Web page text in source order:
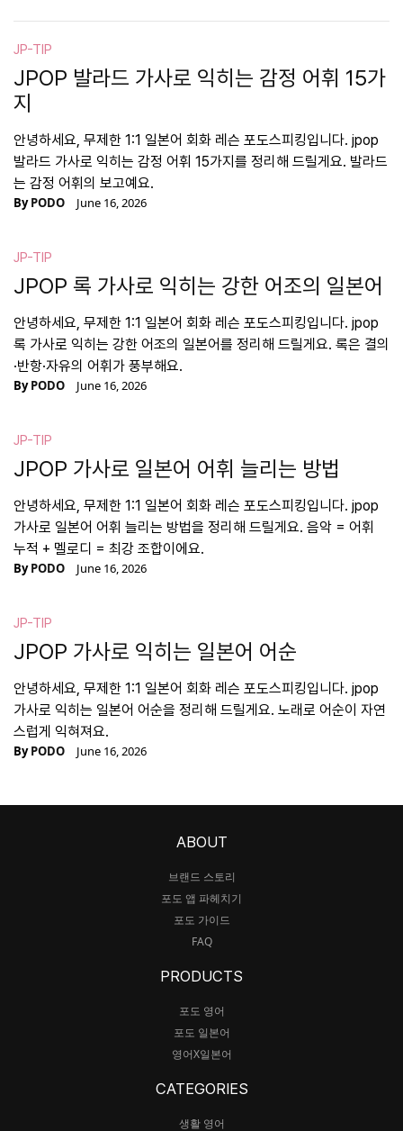
JP-TIP
JPOP 발라드 가사로 익히는 감정 어휘 15가
지
안녕하세요, 무제한 1:1 일본어 회화 레슨 포도스피킹입니다. jpop
발라드 가사로 익히는 감정 어휘 15가지를 정리해 드릴게요. 발라드
는 감정 어휘의 보고예요.
ByPODO June 16, 2026
JP-TIP
JPOP 록 가사로 익히는 강한 어조의 일본어
안녕하세요, 무제한 1:1 일본어 회화 레슨 포도스피킹입니다. jpop
록 가사로 익히는 강한 어조의 일본어를 정리해 드릴게요. 록은 결의
·반항·자유의 어휘가 풍부해요.
ByPODO June 16, 2026
JP-TIP
JPOP 가사로 일본어 어휘 늘리는 방법
안녕하세요, 무제한 1:1 일본어 회화 레슨 포도스피킹입니다. jpop
가사로 일본어 어휘 늘리는 방법을 정리해 드릴게요. 음악 = 어휘
누적 + 멜로디 = 최강 조합이에요.
ByPODO June 16, 2026
JP-TIP
JPOP 가사로 익히는 일본어 어순
안녕하세요, 무제한 1:1 일본어 회화 레슨 포도스피킹입니다. jpop
가사로 익히는 일본어 어순을 정리해 드릴게요. 노래로 어순이 자연
스럽게 익혀져요.
ByPODO June 16, 2026
ABOUT
브랜드 스토리
포도 앱 파헤치기
포도 가이드
FAQ
PRODUCTS
포도 영어
포도 일본어
영어X일본어
CATEGORIES
생활 영어